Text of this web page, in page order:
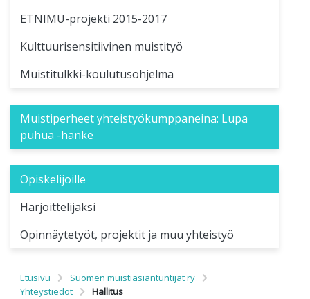
ETNIMU-projekti 2015-2017
Kulttuurisensitiivinen muistityö
Muistitulkki-koulutusohjelma
Muistiperheet yhteistyökumppaneina: Lupa
puhua -hanke
Opiskelijoille
Harjoittelijaksi
Opinnäytetyöt, projektit ja muu yhteistyö
Etusivu
Suomen muistiasiantuntijat ry
Yhteystiedot
Hallitus